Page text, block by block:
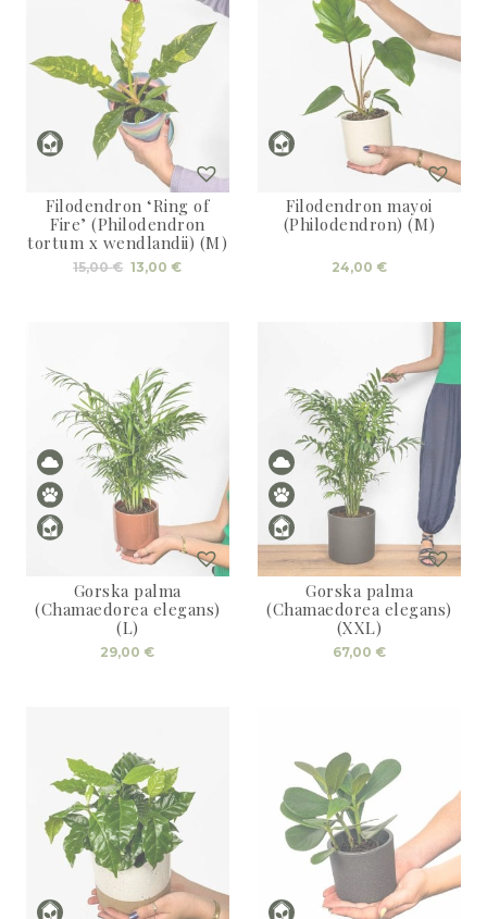
Filodendron ‘Ring of
Fire’ (Philodendron
tortum x wendlandii) (M)
15,00€ Izvirna
cena
13,00 €Trenutna
Filodendron mayoi
(Philodendron) (M)
24,00 €
Gorska palma
(Chamaedorea elegans)
(L)
29,00 €
Gorska palma
(Chamaedorea elegans)
(XXL)
67,00 €